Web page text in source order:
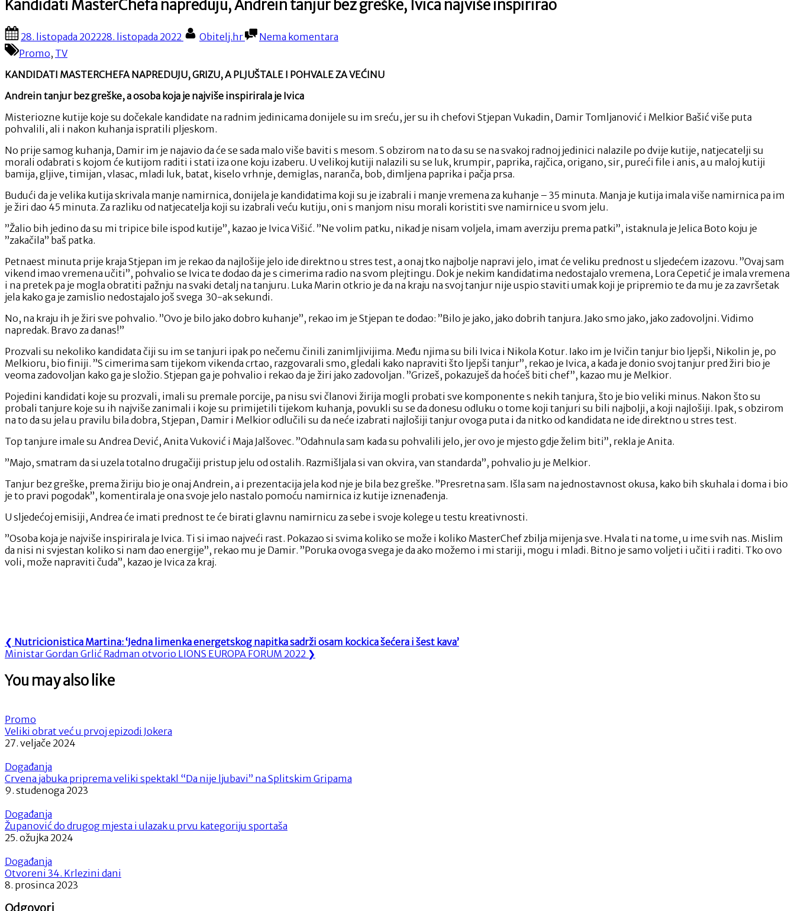
Kandidati MasterChefa napreduju, Andrein tanjur bez greške, Ivica najviše inspirirao
Posted
on
28. listopada 202228. listopada 2022 By
Obitelj.hr Nema komentara
Kandidati
napreduju,
Andrein
greške,
inspirirao
Promo, TV
KANDIDATI MASTERCHEFA NAPREDUJU, GRIZU, A PLJUŠTALE I POHVALE ZA VEĆINU
Andrein tanjur bez greške, a osoba koja je najviše inspirirala je Ivica
Misteriozne kutije koje su dočekale kandidate na radnim jedinicama donijele su im sreću, jer su ih chefovi Stjepan Vukadin, Damir Tomljanović i Melkior Bašić više puta
pohvalili, ali i nakon kuhanja ispratili pljeskom.
No prije samog kuhanja, Damir im je najavio da će se sada malo više baviti s mesom. S obzirom na to da su se na svakoj radnoj jedinici nalazile po dvije kutije, natjecatelji su
morali odabrati s kojom će kutijom raditi i stati iza one koju izaberu. U velikoj kutiji nalazili su se luk, krumpir, paprika, rajčica, origano, sir, pureći file i anis, a u maloj kutiji
bamija, gljive, timijan, vlasac, mladi luk, batat, kiselo vrhnje, demiglas, naranča, bob, dimljena paprika i pačja prsa.
Budući da je velika kutija skrivala manje namirnica, donijela je kandidatima koji su je izabrali i manje vremena za kuhanje – 35 minuta. Manja je kutija imala više namirnica pa im
je žiri dao 45 minuta. Za razliku od natjecatelja koji su izabrali veću kutiju, oni s manjom nisu morali koristiti sve namirnice u svom jelu.
”Žalio bih jedino da su mi tripice bile ispod kutije”, kazao je Ivica Višić. ”Ne volim patku, nikad je nisam voljela, imam averziju prema patki”, istaknula je Jelica Boto koju je
”zakačila” baš patka.
Petnaest minuta prije kraja Stjepan im je rekao da najlošije jelo ide direktno u stres test, a onaj tko najbolje napravi jelo, imat će veliku prednost u sljedećem izazovu. ”Ovaj sam
vikend imao vremena učiti”, pohvalio se Ivica te dodao da je s cimerima radio na svom plejtingu. Dok je nekim kandidatima nedostajalo vremena, Lora Cepetić je imala vremena
i na pretek pa je mogla obratiti pažnju na svaki detalj na tanjuru. Luka Marin otkrio je da na kraju na svoj tanjur nije uspio staviti umak koji je pripremio te da mu je za završetak
jela kako ga je zamislio nedostajalo još svega 30-ak sekundi.
No, na kraju ih je žiri sve pohvalio. ”Ovo je bilo jako dobro kuhanje”, rekao im je Stjepan te dodao: ”Bilo je jako, jako dobrih tanjura. Jako smo jako, jako zadovoljni. Vidimo
napredak. Bravo za danas!”
Prozvali su nekoliko kandidata čiji su im se tanjuri ipak po nečemu činili zanimljivijima. Među njima su bili Ivica i Nikola Kotur. Iako im je Ivičin tanjur bio ljepši, Nikolin je, po
Melkioru, bio finiji. ”S cimerima sam tijekom vikenda crtao, razgovarali smo, gledali kako napraviti što ljepši tanjur”, rekao je Ivica, a kada je donio svoj tanjur pred žiri bio je
veoma zadovoljan kako ga je složio. Stjepan ga je pohvalio i rekao da je žiri jako zadovoljan. ”Grizeš, pokazuješ da hoćeš biti chef”, kazao mu je Melkior.
Pojedini kandidati koje su prozvali, imali su premale porcije, pa nisu svi članovi žirija mogli probati sve komponente s nekih tanjura, što je bio veliki minus. Nakon što su
probali tanjure koje su ih najviše zanimali i koje su primijetili tijekom kuhanja, povukli su se da donesu odluku o tome koji tanjuri su bili najbolji, a koji najlošiji. Ipak, s obzirom
na to da su jela u pravilu bila dobra, Stjepan, Damir i Melkior odlučili su da neće izabrati najlošiji tanjur ovoga puta i da nitko od kandidata ne ide direktno u stres test.
Top tanjure imale su Andrea Dević, Anita Vuković i Maja Jalšovec. ”Odahnula sam kada su pohvalili jelo, jer ovo je mjesto gdje želim biti”, rekla je Anita.
”Majo, smatram da si uzela totalno drugačiji pristup jelu od ostalih. Razmišljala si van okvira, van standarda”, pohvalio ju je Melkior.
Tanjur bez greške, prema žiriju bio je onaj Andrein, a i prezentacija jela kod nje je bila bez greške. ”Presretna sam. Išla sam na jednostavnost okusa, kako bih skuhala i doma i bio
je to pravi pogodak”, komentirala je ona svoje jelo nastalo pomoću namirnica iz kutije iznenađenja.
U sljedećoj emisiji, Andrea će imati prednost te će birati glavnu namirnicu za sebe i svoje kolege u testu kreativnosti.
”Osoba koja je najviše inspirirala je Ivica. Ti si imao najveći rast. Pokazao si svima koliko se može i koliko MasterChef zbilja mijenja sve. Hvala ti na tome, u ime svih nas. Mislim
da nisi ni svjestan koliko si nam dao energije”, rekao mu je Damir. ”Poruka ovoga svega je da ako možemo i mi stariji, mogu i mladi. Bitno je samo voljeti i učiti i raditi. Tko ovo
voli, može napraviti čuda”, kazao je Ivica za kraj.
Navigacija
objava
❮ Previous
Post:
Nutricionistica Martina: ‘Jedna limenka energetskog napitka sadrži osam kockica šećera i šest kava’
Next
Ministar Gordan Grlić Radman otvorio LIONS EUROPA FORUM 2022 ❯
You may also like
Promo
Veliki obrat već u prvoj epizodi Jokera
27. veljače 2024
Događanja
Crvena jabuka priprema veliki spektakl “Da nije ljubavi” na Splitskim Gripama
9. studenoga 2023
Događanja
Županović do drugog mjesta i ulazak u prvu kategoriju sportaša
25. ožujka 2024
Događanja
Otvoreni 34. Krlezini dani
8. prosinca 2023